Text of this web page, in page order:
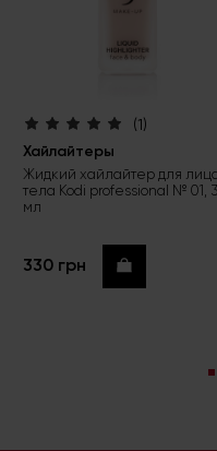
(1)
Хайлайтеры
Жидкий хайлайтер для
тела Kodi professional № 01,
мл
330 грн Купить